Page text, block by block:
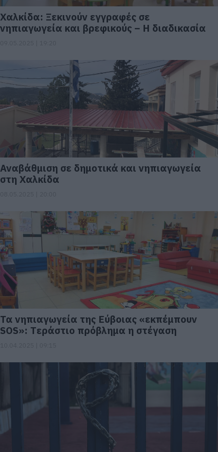
Χαλκίδα: Ξεκινούν εγγραφές σε
νηπιαγωγεία και βρεφικούς – Η διαδικασία
Αναβάθμιση σε δημοτικά και νηπιαγωγεία
στη Χαλκίδα
Τα νηπιαγωγεία της Εύβοιας «εκπέμπουν
SOS»: Tεράστιο πρόβλημα η στέγαση